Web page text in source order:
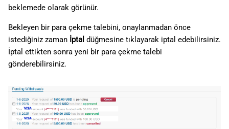
beklemede olarak görünür.
Bekleyen bir para çekme talebini, onaylanmadan önce
istediğiniz zaman İptal düğmesine tıklayarak iptal edebilirsiniz.
İptal ettikten sonra yeni bir para çekme talebi
gönderebilirsiniz.